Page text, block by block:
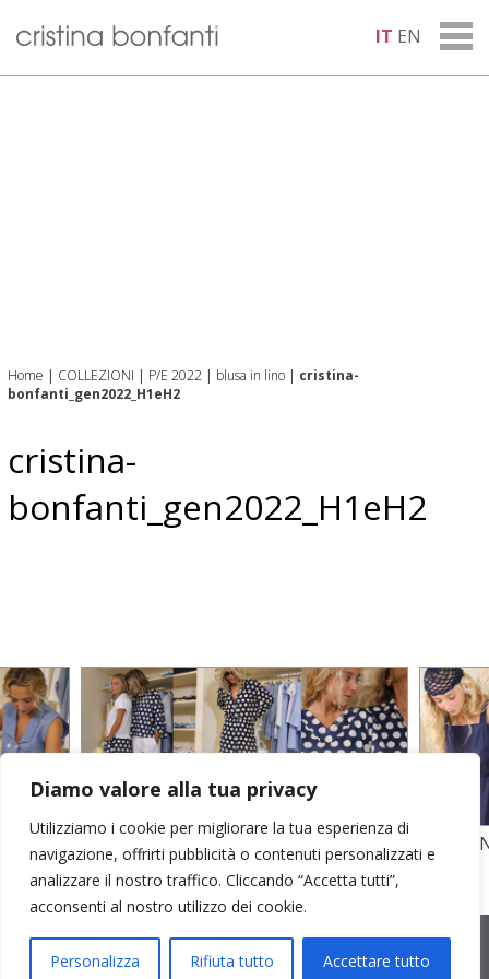
Diamo valore alla tua privacy
Utilizziamo i cookie per migliorare la tua esperienza di
navigazione, offrirti pubblicità o contenuti personalizzati e
analizzare il nostro traffico. Cliccando “Accetta tutti”,
acconsenti al nostro utilizzo dei cookie.
Personalizza Rifiuta tutto Accettare tutto
IT EN
Home | COLLEZIONI | P/E 2022 | blusa in lino | cristina-
bonfanti_gen2022_H1eH2
cristina-
bonfanti_gen2022_H1eH2
STAMPA SU CREPE SETA E POPELINE
COTONE
GARZA
Bernareggio MB | sede legale: via Duca degli Abruzzi 7/A, 20871
Vimercate MB | r.e.a.: MB-2559099 | C.F / P.IVA IT10810090968 |